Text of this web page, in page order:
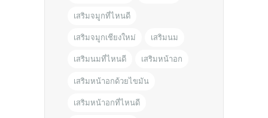
เสริมจมูกที่ไหนดี
เสริมจมูกเชียงใหม่ เสริมนม
เสริมนมที่ไหนดี เสริมหน้าอก
เสริมหน้าอกด้วยไขมัน
เสริมหน้าอกที่ไหนดี